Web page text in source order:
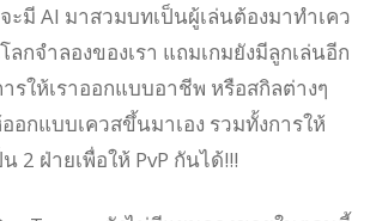
ะมี AI มาสวมบทเป็นผู้เล่นต้องมาทำเคว
กจำลองของเรา แถมเกมยังมีลูกเล่นอีก
รให้เราออกแบบอาชีพ หรือสกิลต่างๆ
อกแบบเควสขึ้นมาเอง รวมทั้งการให้
2 ฝ่ายเพื่อให้ PvP กันได้!!!